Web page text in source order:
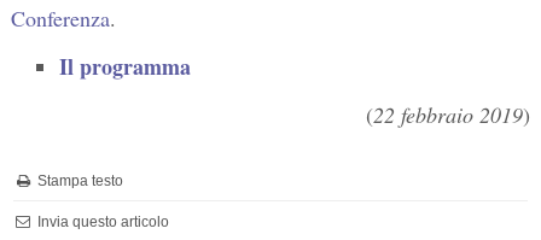
Conferenza.
Il programma
(22 febbraio 2019)
Stampa testo
Invia questo articolo